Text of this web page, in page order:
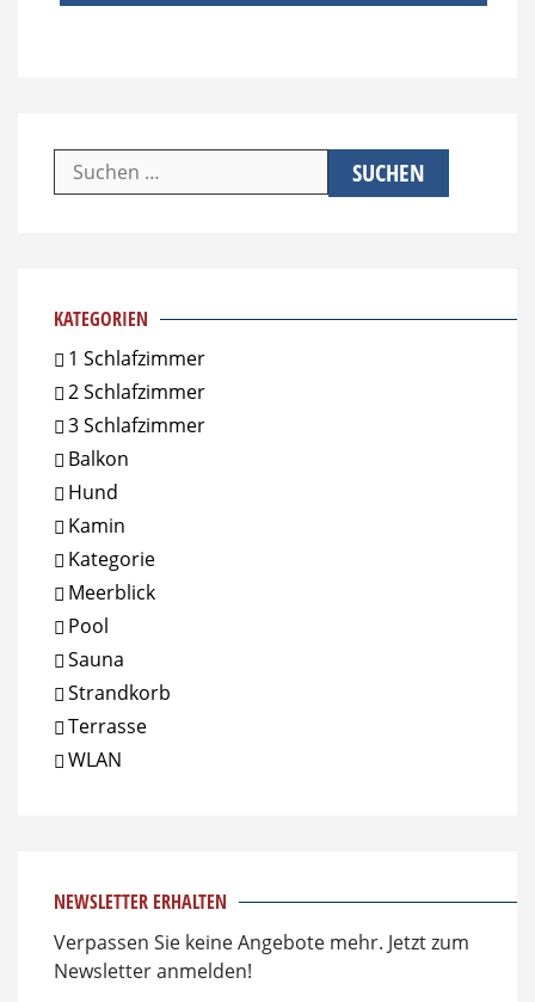
Suchen
nach:
KATEGORIEN
1 Schlafzimmer
2 Schlafzimmer
3 Schlafzimmer
Balkon
Hund
Kamin
Kategorie
Meerblick
Pool
Sauna
Strandkorb
Terrasse
WLAN
NEWSLETTER ERHALTEN
Verpassen Sie keine Angebote mehr. Jetzt zum
Newsletter anmelden!